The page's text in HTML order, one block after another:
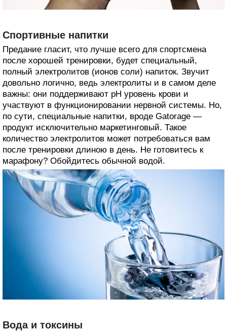
Спортивные напитки
Предание гласит, что лучше всего для спортсмена
после хорошей тренировки, будет специальный,
полный электролитов (ионов соли) напиток. Звучит
довольно логично, ведь электролиты и в самом деле
важны: они поддерживают pH уровень крови и
участвуют в функционировании нервной системы. Но,
по сути, специальные напитки, вроде Gatorage —
продукт исключительно маркетинговый. Такое
количество электролитов может потребоваться вам
после тренировки длиною в день. Не готовитесь к
марафону? Обойдитесь обычной водой.
Вода и токсины